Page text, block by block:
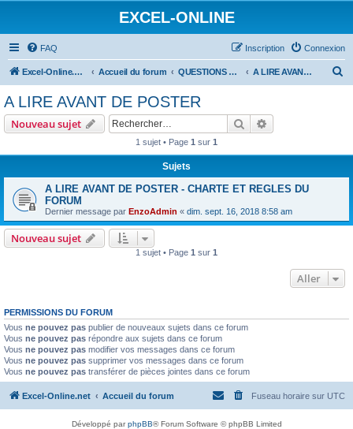
EXCEL-ONLINE
FAQ Connexion
Inscription
Excel-Online.net Accueil du forum QUESTIONS EXCEL A LIRE AVANT DE POSTER
e
A LIRE AVANT DE POSTER
Nouveau sujet Rechercher
1 sujet • Page 1 sur 1
Sujets
A LIRE AVANT DE POSTER - CHARTE ET REGLES DU
FORUM
Dernier message par EnzoAdmin « dim. sept. 16, 2018 8:58 am
Nouveau sujet
1 sujet • Page 1 sur 1
Aller
PERMISSIONS DU FORUM
Vous ne pouvez pas publier de nouveaux sujets dans ce forum
Vous ne pouvez pas répondre aux sujets dans ce forum
Vous ne pouvez pas modifier vos messages dans ce forum
Vous ne pouvez pas supprimer vos messages dans ce forum
Vous ne pouvez pas transférer de pièces jointes dans ce forum
Excel-Online.net Accueil du forum Fuseau horaire sur UTC
Développé parphpBB® Forum Software © phpBB Limited